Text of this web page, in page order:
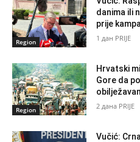
Region
danima ili
prije
1 дан PRIJE
Region
Hrvatski
Gore da
2 дана PRIJE
Vučić: